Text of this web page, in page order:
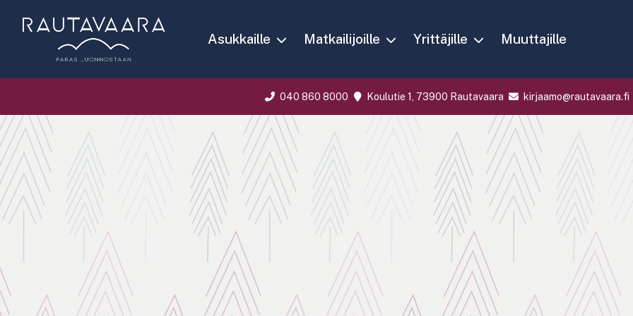
Asukkaille Matkailijoille Yrittäjille Muuttajille
040 860 8000 Koulutie 1, 73900 Rautavaara kirjaamo@rautavaara.fi